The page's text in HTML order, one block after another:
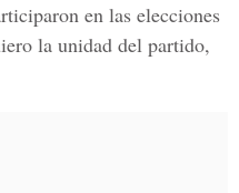
en las elecciones
la unidad del partido,